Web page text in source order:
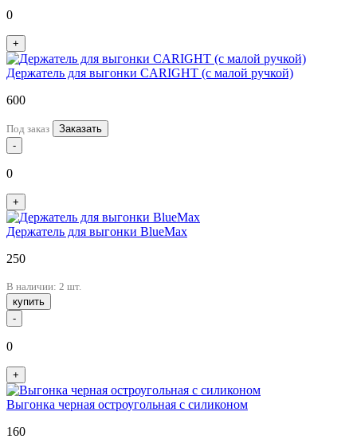
0
+
Держатель для выгонки CARIGHT (с малой ручкой)
600
Под заказ
Заказать
-
0
+
Держатель для выгонки BlueMax
250
В наличии: 2 шт.
купить
-
0
+
Выгонка черная остроугольная с силиконом
160